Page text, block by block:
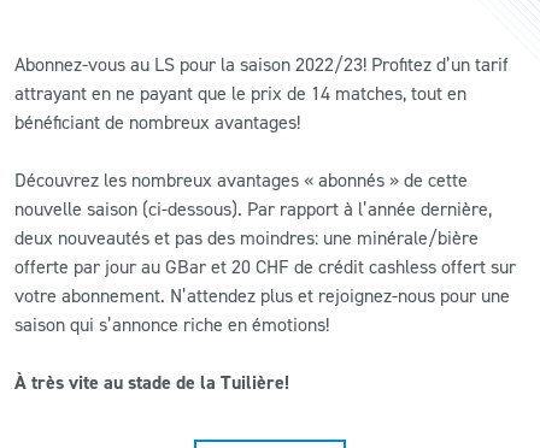
RESTAURATION
CLUB
CONTACT
ACTUALITÉS
L’APP DU LS
Abonnez-vous au LS pour la saison 2022/23! Profitez d’un tarif
attrayant en ne payant que le prix de 14 matches, tout en
bénéficiant de nombreux avantages!
Découvrez les nombreux avantages « abonnés » de cette
nouvelle saison (ci-dessous). Par rapport à l’année dernière,
deux nouveautés et pas des moindres: une minérale/bière
offerte par jour au GBar et 20 CHF de crédit cashless offert sur
votre abonnement. N’attendez plus et rejoignez-nous pour une
saison qui s’annonce riche en émotions!
À très vite au stade de la Tuilière!